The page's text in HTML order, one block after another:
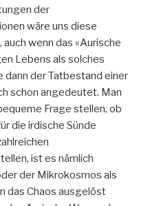
der
wäre uns diese
wenn das «Aurische
Lebens als solches
der Tatbestand einer
schon angedeutet. Man
Frage stellen, ob
die irdische Sünde
ist es nämlich
der Mikrokosmos als
das Chaos ausgelöst